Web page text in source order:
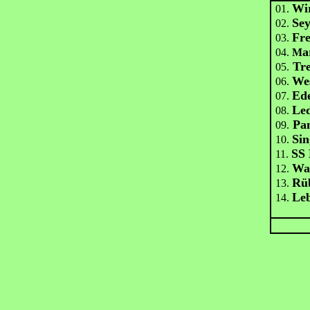
01.
02.
03.
04. M
05.
06.
07.
08.
09.
10.
11.
12.
13.
14.